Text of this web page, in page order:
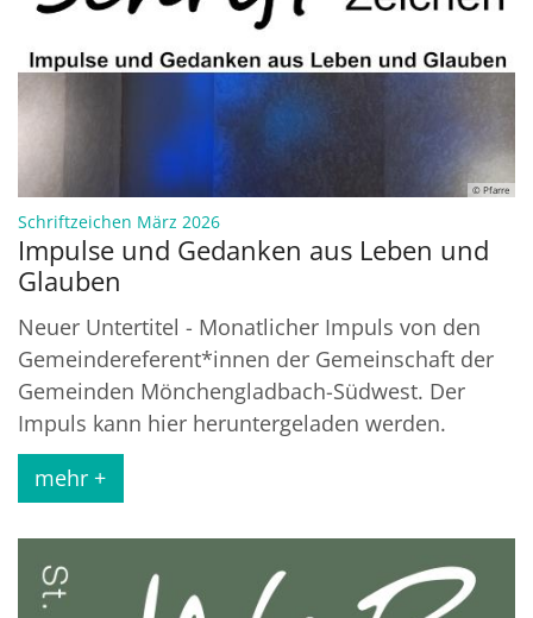
© Pfarre
Schriftzeichen März 2026:
Impulse und Gedanken aus Leben und
Glauben
Neuer Untertitel - Monatlicher Impuls von den
Gemeindereferent*innen der Gemeinschaft der
Gemeinden Mönchengladbach-Südwest. Der
Impuls kann hier heruntergeladen werden.
mehr +